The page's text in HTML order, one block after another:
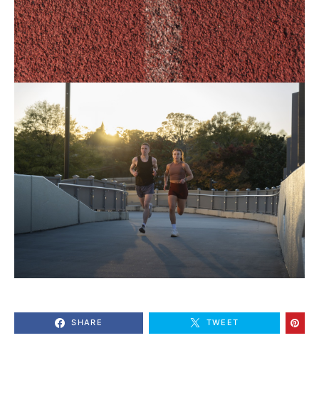
SHARE TWEET